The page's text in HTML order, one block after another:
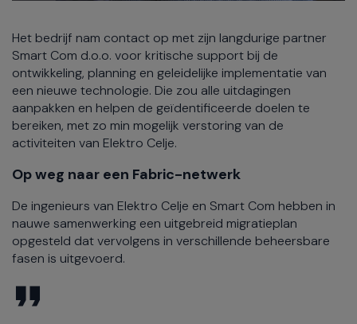
Het bedrijf nam contact op met zijn langdurige partner
Smart Com d.o.o. voor kritische support bij de
ontwikkeling, planning en geleidelijke implementatie van
een nieuwe technologie. Die zou alle uitdagingen
aanpakken en helpen de geïdentificeerde doelen te
bereiken, met zo min mogelijk verstoring van de
activiteiten van Elektro Celje.
Op weg naar een Fabric-netwerk
De ingenieurs van Elektro Celje en Smart Com hebben in
nauwe samenwerking een uitgebreid migratieplan
opgesteld dat vervolgens in verschillende beheersbare
fasen is uitgevoerd.